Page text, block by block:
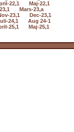
22,1
Maj-22,1
Mars-23,a
23,1
Dec-23,1
24,1
Aug 24-1
25,1
Maj-25,1